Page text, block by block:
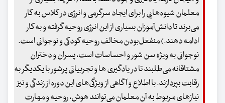
معلمان شیوه‌هایی را برای ایجاد سرگرمی و انرژی در کلاس به کار
می‌برند تا دانش‌آموزان بسیاری از این انرژی روحیه گرفته و به کار
ادامه دهند.) منفعل‌بودن مخالف روحیه‌ کودکی و نوجوانی است.
نوجوانی به ویژه سن شور و احساسات است، پسران و دختران
مشتاقانه می‌طلبند تا در یادگیری ها و تجربیاتی پرشور با یکدیگر به
رقابت بپردازند. با اطلاع و آگاهی از ویژگی‌های این دوره از زندگی و نیز
نیازهای مربوط به آن معلمان می‌توانند هوش، روحیه و مهارت